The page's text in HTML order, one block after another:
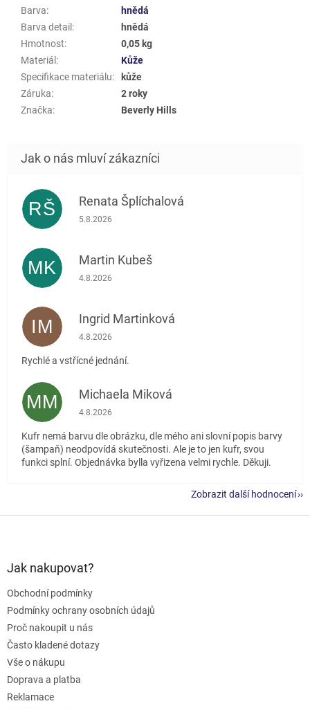
Barva:
hnědá
Barva detail :
hnědá
Hmotnost:
0,05 kg
Materiál :
Kůže
Specifikace materiálu:
kůže
Záruka:
2 roky
Značka: Beverly Hills
RŠ Renata Šplíchalová
Hodnocení obchodu je 5 z 5 hvězdiček.
5.8.2026
MK Martin Kubeš
Hodnocení obchodu je 5 z 5 hvězdiček.
4.8.2026
IM Ingrid Martinková
Hodnocení obchodu je 5 z 5 hvězdiček.
4.8.2026
Rychlé a vstřícné jednání.
MM Michaela Miková
Hodnocení obchodu je 5 z 5 hvězdiček.
4.8.2026
Kufr nemá barvu dle obrázku, dle mého ani slovní popis barvy
(šampaň) neodpovídá skutečnosti. Ale je to jen kufr, svou
funkci splní. Objednávka bylla vyřizena velmi rychle. Děkuji.
Zobrazit další hodnocení
Jak nakupovat?
Obchodní podmínky
Podmínky ochrany osobních údajů
Proč nakoupit u nás
Často kladené dotazy
Vše o nákupu
Doprava a platba
Reklamace